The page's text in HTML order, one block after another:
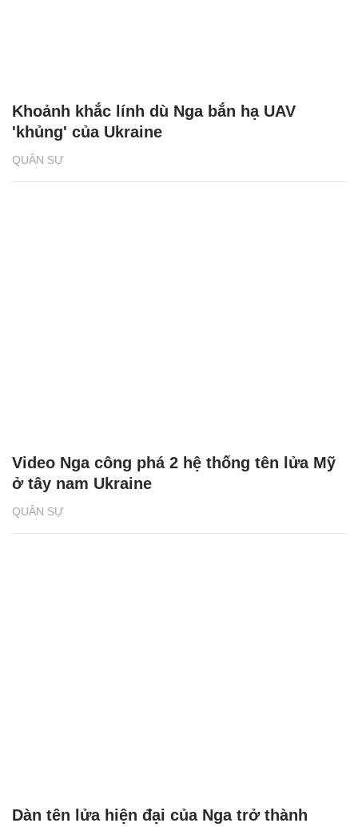
QUÂN SỰ
Khoảnh khắc lính dù Nga bắn hạ UAV
'khủng' của Ukraine
QUÂN SỰ
Video Nga công phá 2 hệ thống tên lửa Mỹ
ở tây nam Ukraine
Dàn tên lửa hiện đại của Nga trở thành